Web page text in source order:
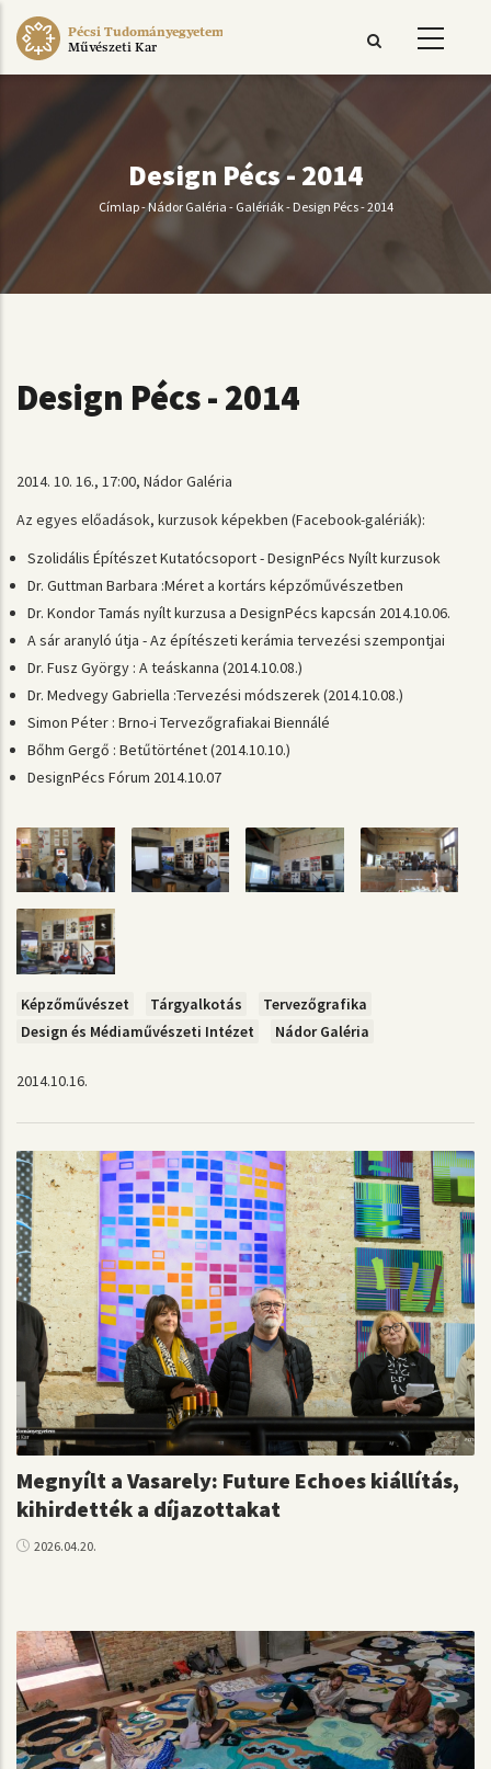
Ugrás
Pécsi Tudományegyetem
Művészeti Kar
Design Pécs - 2014
Morzsa
Címlap-Nádor Galéria - Galériák- Design Pécs - 2014
Design Pécs - 2014
2014. 10. 16., 17:00, Nádor Galéria
Az egyes előadások, kurzusok képekben (Facebook-galériák):
Szolidális Építészet Kutatócsoport - DesignPécs Nyílt kurzusok
Dr. Guttman Barbara :Méret a kortárs képzőművészetben
Dr. Kondor Tamás nyílt kurzusa a DesignPécs kapcsán 2014.10.06.
A sár aranyló útja - Az építészeti kerámia tervezési szempontjai
Dr. Fusz György : A teáskanna (2014.10.08.)
Dr. Medvegy Gabriella :Tervezési módszerek (2014.10.08.)
Simon Péter : Brno-i Tervezőgrafiakai Biennálé
Bőhm Gergő : Betűtörténet (2014.10.10.)
DesignPécs Fórum 2014.10.07
Képzőművészet Tárgyalkotás
Tervezőgrafika
Design és Médiaművészeti Intézet
Nádor Galéria
2014.10.16.
Megnyílt a Vasarely: Future Echoes kiállítás,
kihirdették a díjazottakat
2026.04.20.